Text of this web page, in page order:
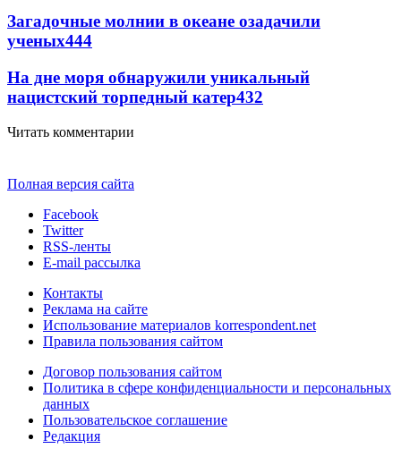
Загадочные молнии в океане озадачили
ученых444
На дне моря обнаружили уникальный
нацистский торпедный катер432
Читать комментарии
Полная версия сайта
Facebook
Twitter
RSS-ленты
E-mail рассылка
Контакты
Реклама на сайте
Использование материалов korrespondent.net
Правила пользования сайтом
Договор пользования сайтом
Политика в сфере конфиденциальности и персональных
данных
Пользовательское соглашение
Редакция